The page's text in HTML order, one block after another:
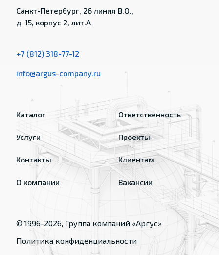
Санкт-Петербург, 26 линия В.О.,
д. 15, корпус 2, лит.А
+7 (812) 318-77-12
info@argus-company.ru
Каталог
Услуги
Контакты
О компании
Ответственность
Проекты
Клиентам
Вакансии
© 1996-2026, Группа компаний «Аргус»
Политика конфиденциальности